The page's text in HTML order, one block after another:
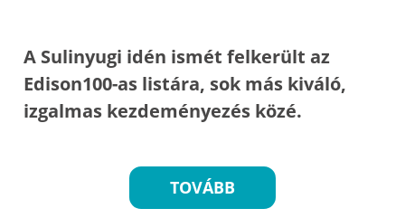
A Sulinyugi idén ismét felkerült az
Edison100-as listára, sok más kiváló,
izgalmas kezdeményezés közé.
TOVÁBB